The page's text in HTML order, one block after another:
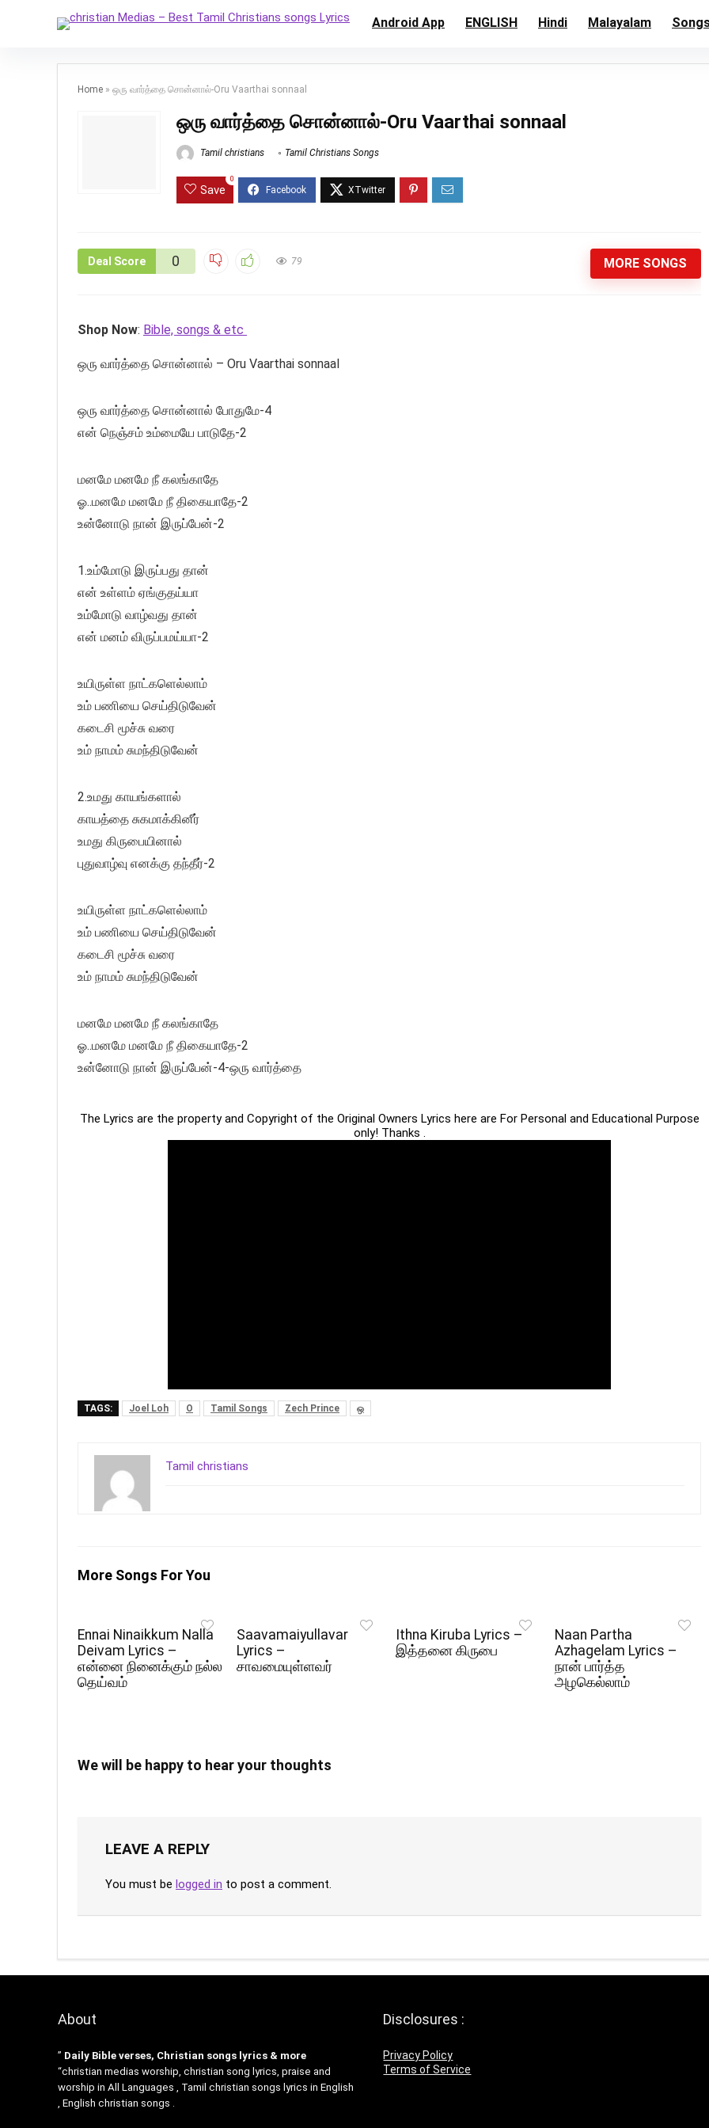
Android App ENGLISH Hindi Malayalam
Home » ஒரு வார்த்தை சொன்னால்-Oru Vaarthai sonnaal
ஒரு வார்த்தை சொன்னால்-Oru Vaarthai sonnaal
Tamil christians Tamil Christians Songs
Save
0
Deal Score 0 79 MORE SONGS
Shop Now: Bible, songs & etc
ஒரு வார்த்தை சொன்னால் – Oru Vaarthai sonnaal
ஒரு வார்த்தை சொன்னால் போதுமே-4
என் நெஞ்சம் உம்மையே பாடுதே-2
மனமே மனமே நீ கலங்காதே
ஓ..மனமே மனமே நீ திகையாதே-2
உன்னோடு நான் இருப்பேன்-2
1.உம்மோடு இருப்பது தான்
என் உள்ளம் ஏங்குதய்யா
உம்மோடு வாழ்வது தான்
என் மனம் விருப்பமய்யா-2
உயிருள்ள நாட்களெல்லாம்
உம் பணியை செய்திடுவேன்
கடைசி மூச்சு வரை
உம் நாமம் சுமந்திடுவேன்
2.உமது காயங்களால்
காயத்தை சுகமாக்கினீர்
உமது கிருபையினால்
புதுவாழ்வு எனக்கு தந்தீர்-2
உயிருள்ள நாட்களெல்லாம்
உம் பணியை செய்திடுவேன்
கடைசி மூச்சு வரை
உம் நாமம் சுமந்திடுவேன்
மனமே மனமே நீ கலங்காதே
ஓ..மனமே மனமே நீ திகையாதே-2
உன்னோடு நான் இருப்பேன்-4-ஒரு வார்த்தை
The Lyrics are the property and Copyright of the Original Owners Lyrics here are For Personal and Educational Purpose
only! Thanks .
TAGS: Joel Loh O Tamil Songs Zech Prince ஒ
Tamil christians
More Songs For You
Ennai Ninaikkum Nalla
Deivam Lyrics –
என்னை நினைக்கும் நல்ல
தெய்வம்
Saavamaiyullavar
Lyrics –
சாவமையுள்ளவர்
Ithna Kiruba Lyrics –
இத்தனை கிருபை
Naan Partha
Azhagelam Lyrics –
நான் பார்த்த
அழகெல்லாம்
We will be happy to hear your thoughts
LEAVE A REPLY
You must be logged in to post a comment.
About
” Daily Bible verses, Christian songs lyrics & more
“christian medias worship, christian song lyrics, praise and
worship in All Languages , Tamil christian songs lyrics in English
, English christian songs .
Disclosures :
Privacy Policy
Terms of Service